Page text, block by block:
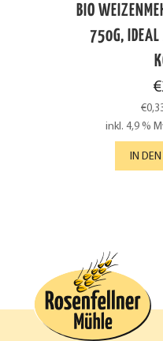
BIO
750G, IDEAL
€
€
inkl. 4,9 %
IN